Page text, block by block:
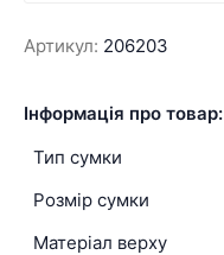
Артикул: 206203
Інформація про товар:
Тип сумки
Розмір сумки
Матеріал верху